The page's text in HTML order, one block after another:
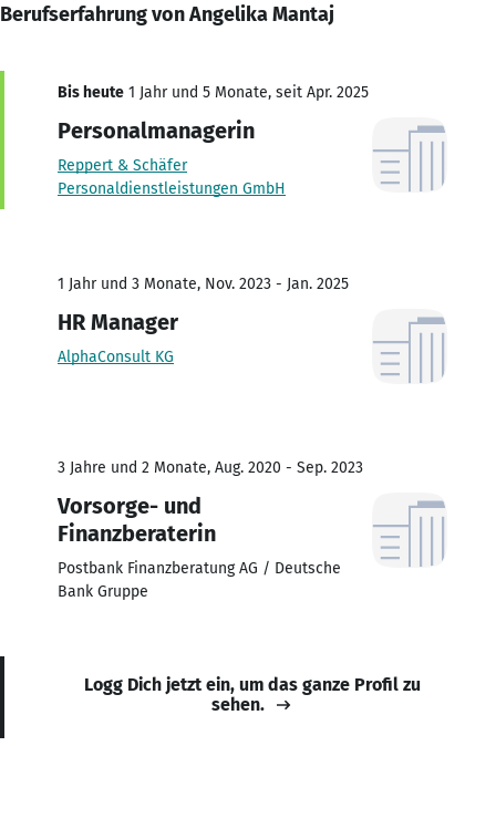
Berufserfahrung von Angelika Mantaj
Bis heute 1 Jahr und 5 Monate, seit Apr. 2025
Personalmanagerin
Reppert & Schäfer
Personaldienstleistungen GmbH
1 Jahr und 3 Monate, Nov. 2023 - Jan. 2025
HR Manager
AlphaConsult KG
3 Jahre und 2 Monate, Aug. 2020 - Sep. 2023
Vorsorge- und
Finanzberaterin
Postbank Finanzberatung AG / Deutsche
Bank Gruppe
Logg Dich jetzt ein, um das ganze Profil zu
sehen.